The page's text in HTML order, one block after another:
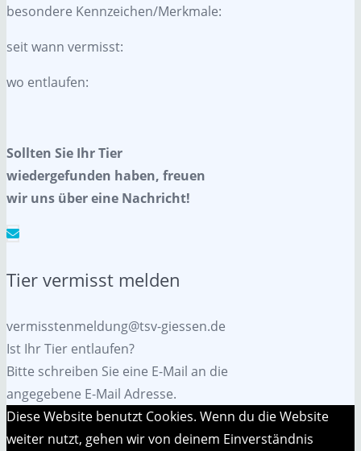
besondere Kennzeichen/Merkmale:
seit wann vermisst:
wo entlaufen:
Sollten Sie Ihr Tier
wiedergefunden haben, freuen
wir uns über eine Nachricht!
Tier vermisst melden
vermisstenmeldung@tsv-giessen.de
Ist Ihr Tier entlaufen?
Bitte schreiben Sie eine E-Mail an die
angegebene E-Mail Adresse.
Diese Website benutzt Cookies. Wenn du die Website
weiter nutzt, gehen wir von deinem Einverständnis